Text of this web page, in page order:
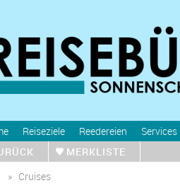
Reiseziele Reedereien Services
MERKLISTE
Cruises